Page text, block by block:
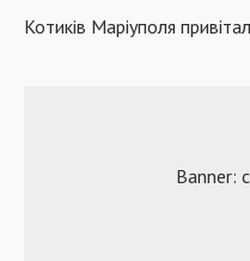
Котиків Маріуполя